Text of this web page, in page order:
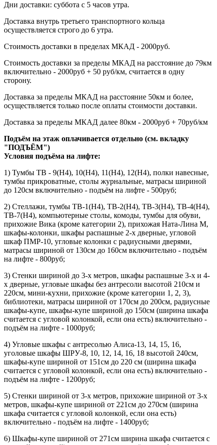
Дни доставки: суббота с 5 часов утра.
Доставка внутрь третьего транспортного кольца
осуществляется строго до 6 утра.
Стоимость доставки в пределах МКАД - 2000руб.
Стоимость доставки за пределы МКАД на расстояние до 79км
включительно - 2000руб + 50 руб/км, считается в одну
сторону.
Доставка за пределы МКАД на расстояние 50км и более,
осуществляется только после оплаты стоимости доставки.
Доставка за пределы МКАД далее 80км - 2000руб + 70руб/км
Подъём на этаж оплачивается отдельно (см. вкладку
"ПОДЪЁМ")
Условия подъёма на лифте:
1) Тумбы ТВ - 9(Н4), 10(Н4), 11(Н4), 12(Н4), полки навесные,
тумбы прикроватные, столы журнальные, матрасы шириной
до 120см включительно - подъём на лифте - 500руб;
2) Стеллажи, тумбы ТВ-1(Н4), ТВ-2(Н4), ТВ-3(Н4), ТВ-4(Н4),
ТВ-7(Н4), компьютерные столы, комоды, тумбы для обуви,
прихожие Вика (кроме категории 2), прихожая Ната-Лина М,
шкафы-колонки, шкафы распашные 2-х дверные, угловой
шкаф ПМР-10, угловые колонки с радиусными дверями,
матрасы шириной от 130см до 160см включительно - подъём
на лифте - 800руб;
3) Стенки шириной до 3-х метров, шкафы распашные 3-х и 4-
х дверные, угловые шкафы без антресоли высотой 210см и
220см, мини-кухни, прихожие (кроме категории 1, 2, 3),
библиотеки, матрасы шириной от 170см до 200см, радиусные
шкафы-купе, шкафы-купе шириной до 150см (ширина шкафа
считается с угловой колонкой, если она есть) включительно -
подъём на лифте - 1000руб;
4) Угловые шкафы с антресолью Алиса-13, 14, 15, 16,
уголовые шкафы ШРУ-8, 10, 12, 14, 16, 18 высотой 240см,
шкафы-купе шириной от 151см до 220 см (ширина шкафа
считается с угловой колонкой, если она есть) включительно -
подъём на лифте - 1200руб;
5) Стенки шириной от 3-х метров, прихожие шириной от 3-х
метров, шкафы-купе шириной от 221см до 270см (ширина
шкафа считается с угловой колонкой, если она есть)
включительно - подъём на лифте - 1400руб;
6) Шкафы-купе шириной от 271см ширина шкафа считается с